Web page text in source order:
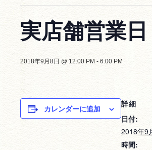
実店舗営業日
2018年9月8日 @ 12:00 PM - 6:00 PM
カレンダーに追加
詳細
日付:
2018年9
時間: